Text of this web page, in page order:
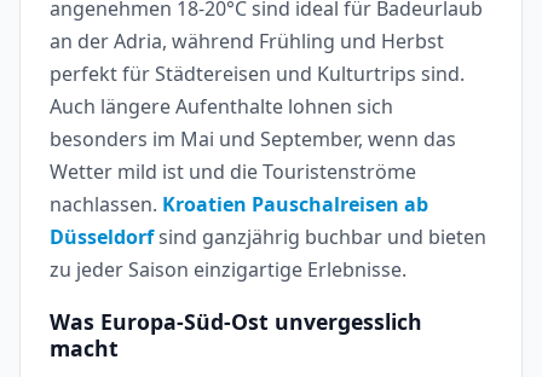
angenehmen 18-20°C sind ideal für Badeurlaub
an der Adria, während Frühling und Herbst
perfekt für Städtereisen und Kulturtrips sind.
Auch längere Aufenthalte lohnen sich
besonders im Mai und September, wenn das
Wetter mild ist und die Touristenströme
nachlassen. Kroatien Pauschalreisen ab
Düsseldorfsind ganzjährig buchbar und bieten
zu jeder Saison einzigartige Erlebnisse.
Was Europa-Süd-Ost unvergesslich
macht